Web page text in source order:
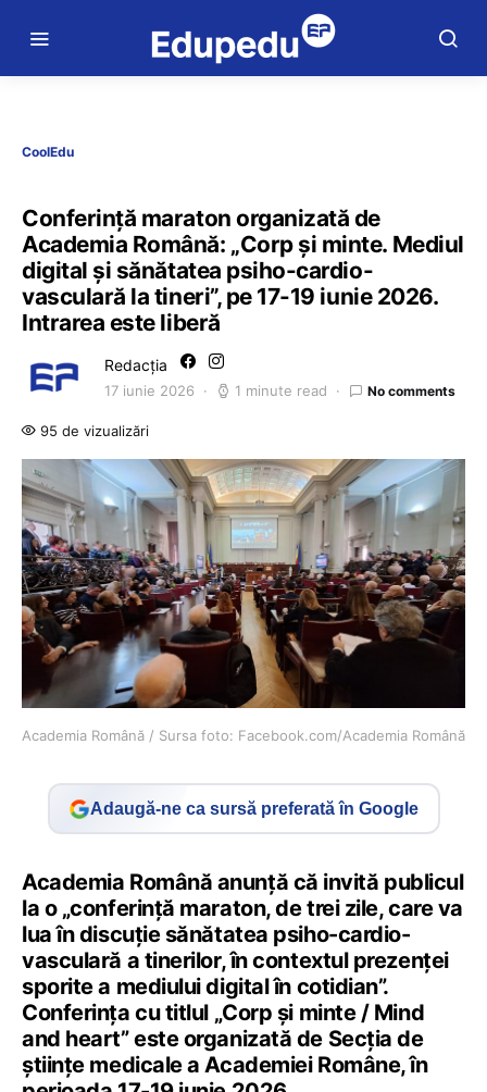
CoolEdu
Conferință maraton organizată de
Academia Română: „Corp și minte. Mediul
digital și sănătatea psiho-cardio-
vasculară la tineri”, pe 17-19 iunie 2026.
Intrarea este liberă
Redacția
17 iunie 2026 1 minute read No comments
95 de vizualizări
Academia Română / Sursa foto: Facebook.com/Academia Română
Adaugă-ne ca sursă preferată în Google
Academia Română anunță că invită publicul
la o „conferință maraton, de trei zile, care va
lua în discuție sănătatea psiho-cardio-
vasculară a tinerilor, în contextul prezenței
sporite a mediului digital în cotidian”.
Conferința cu titlul „Corp și minte / Mind
and heart” este organizată de Secția de
științe medicale a Academiei Române, în